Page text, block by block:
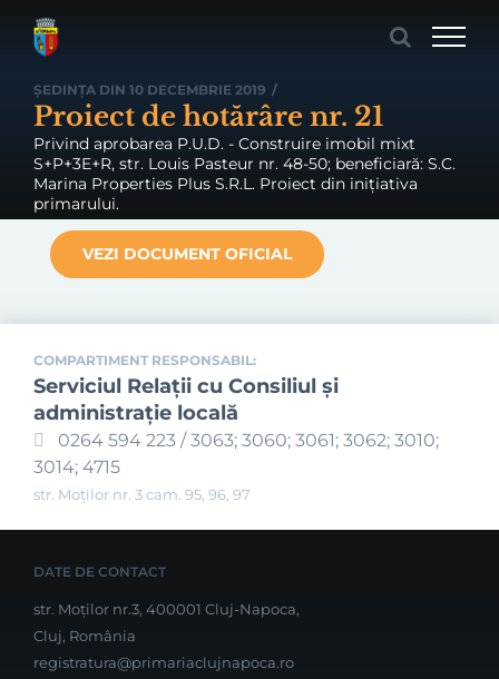
ȘEDINȚA DIN 10 DECEMBRIE 2019 /
Proiect de hotărâre nr. 21
Privind aprobarea P.U.D. - Construire imobil mixt
S+P+3E+R, str. Louis Pasteur nr. 48-50; beneficiară: S.C.
Marina Properties Plus S.R.L. Proiect din inițiativa
primarului.
VEZI DOCUMENT OFICIAL
COMPARTIMENT RESPONSABIL:
Serviciul Relaţii cu Consiliul şi
administraţie locală
0264 594 223 / 3063; 3060; 3061; 3062; 3010;
3014; 4715
str. Moților nr. 3 cam. 95, 96, 97
DATE DE CONTACT
str. Moților nr.3, 400001 Cluj-Napoca,
Cluj, România
registratura@primariaclujnapoca.ro